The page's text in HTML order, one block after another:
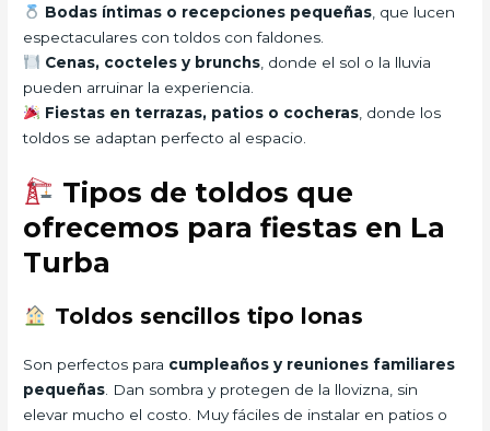
Bodas íntimas o recepciones pequeñas, que lucen
espectaculares con toldos con faldones.
Cenas, cocteles y brunchs, donde el sol o la lluvia
pueden arruinar la experiencia.
Fiestas en terrazas, patios o cocheras, donde los
toldos se adaptan perfecto al espacio.
Tipos de toldos que
ofrecemos para fiestas en La
Turba
Toldos sencillos tipo lonas
Son perfectos para cumpleaños y reuniones familiares
pequeñas . Dan sombra y protegen de la llovizna, sin
elevar mucho el costo. Muy fáciles de instalar en patios o